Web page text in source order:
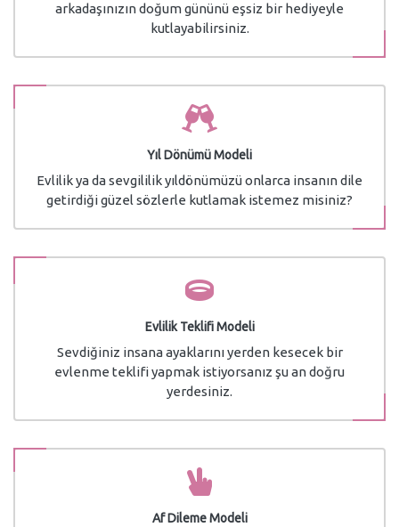
arkadaşınızın doğum gününü eşsiz bir hediyeyle
kutlayabilirsiniz.
Yıl Dönümü Modeli
Evlilik ya da sevgililik yıldönümüzü onlarca insanın dile
getirdiği güzel sözlerle kutlamak istemez misiniz?
Evlilik Teklifi Modeli
Sevdiğiniz insana ayaklarını yerden kesecek bir
evlenme teklifi yapmak istiyorsanız şu an doğru
yerdesiniz.
Af Dileme Modeli